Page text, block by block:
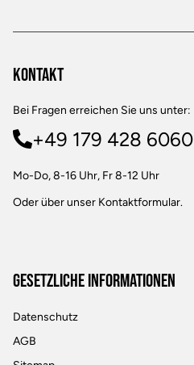
Kontakt
Bei Fragen erreichen Sie uns unter:
+49 179 428 6060
Mo-Do, 8-16 Uhr, Fr 8-12 Uhr
Oder über unser Kontaktformular.
Gesetzliche Informationen
Datenschutz
AGB